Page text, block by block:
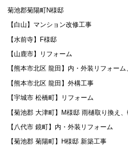
菊池郡菊陽町N様邸
【白山】マンション改修工事
【水前寺】F様邸
【山鹿市】リフォーム
【熊本市北区 龍田】内・外装リフォーム
【熊本市北区 龍田】外構工事
【宇城市 松橋町】リフォーム
【菊池郡 大津町】M様邸 雨樋取り換え
【八代市 鏡町】内・外装リフォーム
【菊池郡 菊陽町】H様邸 新築工事